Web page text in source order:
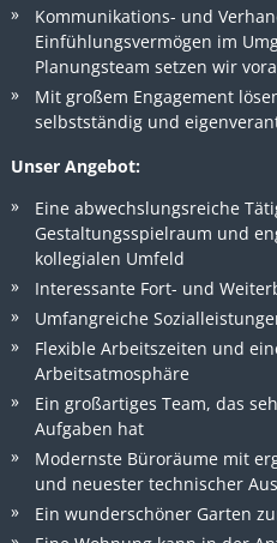
Kommunikations- und
Einfühlungsvermögen im
Planungsteam setzen wir
Mit großem Engagement
selbstständig und
Unser Angebot:
Eine abwechslungsreiche
Gestaltungsspielraum und
kollegialen Umfeld
Interessante Fort- und
Umfangreiche
Flexible Arbeitszeiten und
Arbeitsatmosphäre
Ein großartiges Team, das
Aufgaben hat
Modernste Büroräume mit
und neuester technischer
Ein wunderschöner Garten